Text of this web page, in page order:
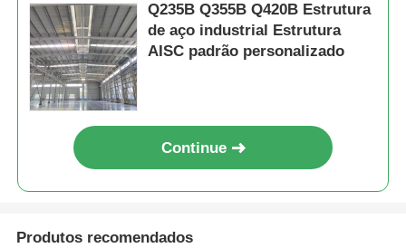
Estrutura de aço industrial
Edifício Público de Aço
Estrutura do aço comercial
Q235B Q355B Q420B Estrutura
de aço industrial Estrutura
AISC padrão personalizado
Continue
Produtos recomendados